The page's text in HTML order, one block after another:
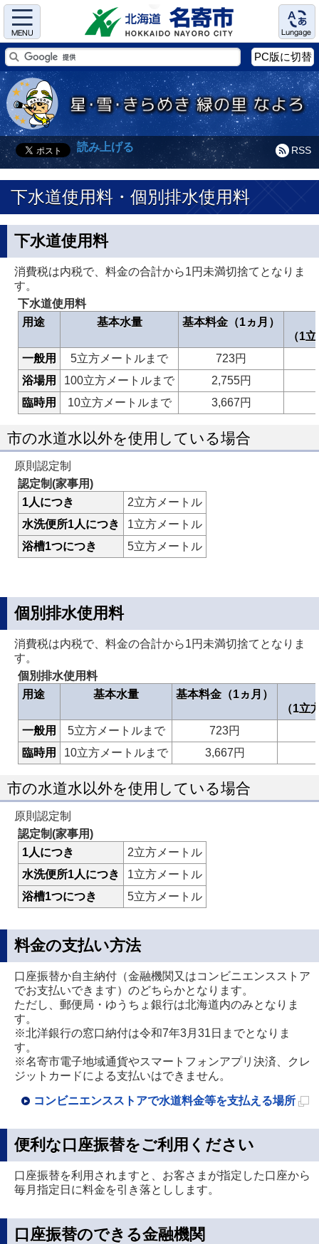
Menu Language
PC版に切替
RSS
読み上げる
下水道使用料・個別排水使用料
下水道使用料
消費税は内税で、料金の合計から1円未満切捨てとなりま
す。
下水道使用料
用途
基本水量
基本料金（1ヵ月）
（1
一般用
5立方メートルまで
723円
浴場用
100立方メートルまで
2,755円
臨時用
10立方メートルまで 3,667円
市の水道水以外を使用している場合
原則認定制
認定制(家事用)
1人につき
2立方メートル
水洗便所1人につき
1立方メートル
浴槽1つにつき
5立方メートル
個別排水使用料
消費税は内税で、料金の合計から1円未満切捨てとなりま
す。
個別排水使用料
用途
基本水量
基本料金（1ヵ月）
（1立
一般用
5立方メートルまで
723円
臨時用
10立方メートルまで 3,667円
市の水道水以外を使用している場合
原則認定制
認定制(家事用)
1人につき
2立方メートル
水洗便所1人につき
1立方メートル
浴槽1つにつき
5立方メートル
料金の支払い方法
口座振替か自主納付（金融機関又はコンビニエンスストア
でお支払いできます）のどちらかとなります。
ただし、郵便局・ゆうちょ銀行は北海道内のみとなりま
す。
※北洋銀行の窓口納付は令和7年3月31日までとなりま
す。
※名寄市電子地域通貨やスマートフォンアプリ決済、クレ
ジットカードによる支払いはできません。
コンビニエンスストアで水道料金等を支払える場所
ー
で
便利な口座振替をご利用ください
口座振替を利用されますと、お客さまが指定した口座から
毎月指定日に料金を引き落としします。
口座振替のできる金融機関